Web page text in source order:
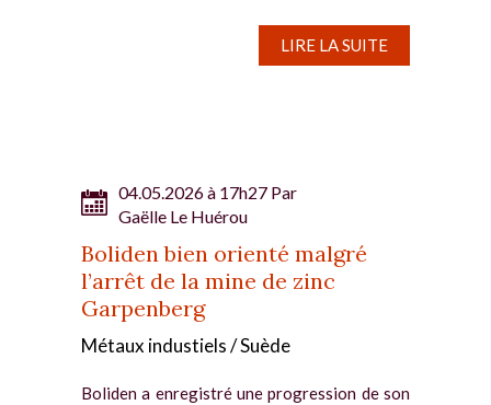
LIRE LA SUITE
04.05.2026 à 17h27 Par
Gaëlle Le Huérou
Boliden bien orienté malgré
l’arrêt de la mine de zinc
Garpenberg
Métaux industiels / Suède
Boliden a enregistré une progression de son